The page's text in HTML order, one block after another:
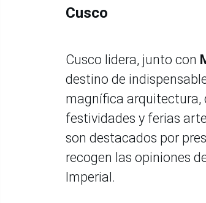
Cusco
Cusco lidera, junto con
destino de
magnífica arquitectura,
festividades y ferias
son destacados por
recogen las opiniones
Imperial.